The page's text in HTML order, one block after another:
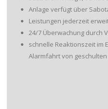
Anlage verfügt über
Leistungen jederzeit
24/7 Überwachung durch
schnelle Reaktionszeit im
Alarmfahrt von